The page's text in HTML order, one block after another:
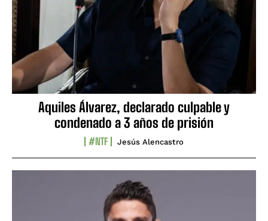
Aquiles Álvarez, declarado culpable y
condenado a 3 años de prisión
#NTF Jesús Alencastro